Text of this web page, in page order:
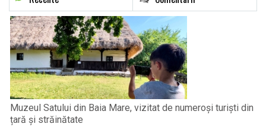
Muzeul Satului din Baia Mare, vizitat de numeroși turiști din
țară și străinătate